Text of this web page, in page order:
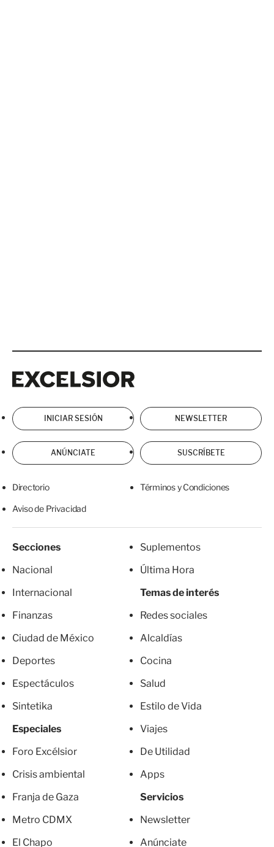
INICIAR SESIÓN NEWSLETTER
ANÚNCIATE SUSCRÍBETE
Directorio Términos y Condiciones
Aviso de Privacidad
Secciones
Nacional
Internacional
Finanzas
Ciudad de México
Deportes
Espectáculos
Sintetika
Especiales
Foro Excélsior
Crisis ambiental
Franja de Gaza
Metro CDMX
El Chapo
Suplementos
Última Hora
Temas de interés
Redes sociales
Alcaldías
Cocina
Salud
Estilo de Vida
Viajes
De Utilidad
Apps
Servicios
Newsletter
Anúnciate